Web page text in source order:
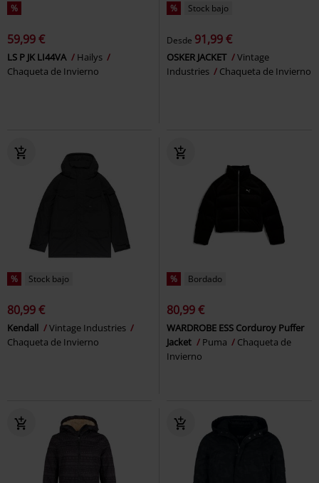
%
59,99 €
LS P JK LI44VA
Hailys
Chaqueta de Invierno
% Stock bajo
Desde 91,99 €
OSKER JACKET
Vintage
Industries
Chaqueta de Invierno
% Stock bajo
80,99 €
Kendall
Vintage Industries
Chaqueta de Invierno
% Bordado
80,99 €
WARDROBE ESS Corduroy Puffer
Jacket
Puma
Chaqueta de
Invierno